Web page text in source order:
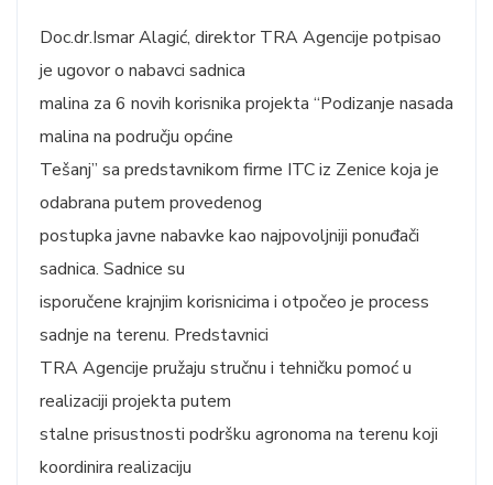
Doc.dr.Ismar Alagić, direktor TRA Agencije potpisao
je ugovor o nabavci sadnica
malina za 6 novih korisnika projekta “Podizanje nasada
malina na području općine
Tešanj” sa predstavnikom firme ITC iz Zenice koja je
odabrana putem provedenog
postupka javne nabavke kao najpovoljniji ponuđači
sadnica. Sadnice su
isporučene krajnjim korisnicima i otpočeo je process
sadnje na terenu. Predstavnici
TRA Agencije pružaju stručnu i tehničku pomoć u
realizaciji projekta putem
stalne prisustnosti podršku agronoma na terenu koji
koordinira realizaciju